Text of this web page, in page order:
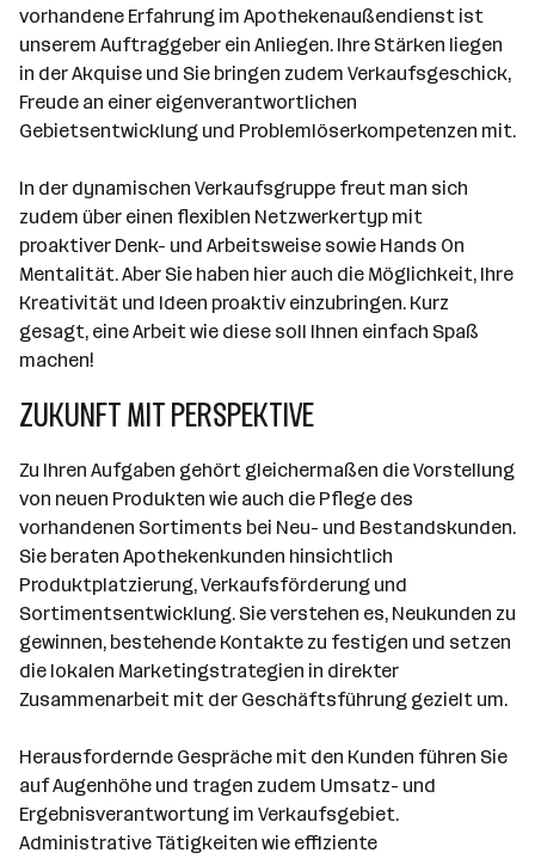
vorhandene Erfahrung im Apothekenaußendienst ist
unserem Auftraggeber ein Anliegen. Ihre Stärken liegen
in der Akquise und Sie bringen zudem Verkaufsgeschick,
Freude an einer eigenverantwortlichen
Gebietsentwicklung und Problemlöserkompetenzen mit.
In der dynamischen Verkaufsgruppe freut man sich
zudem über einen flexiblen Netzwerkertyp mit
proaktiver Denk- und Arbeitsweise sowie Hands On
Mentalität. Aber Sie haben hier auch die Möglichkeit, Ihre
Kreativität und Ideen proaktiv einzubringen. Kurz
gesagt, eine Arbeit wie diese soll Ihnen einfach Spaß
machen!
ZUKUNFT MIT PERSPEKTIVE
Zu Ihren Aufgaben gehört gleichermaßen die Vorstellung
von neuen Produkten wie auch die Pflege des
vorhandenen Sortiments bei Neu- und Bestandskunden.
Sie beraten Apothekenkunden hinsichtlich
Produktplatzierung, Verkaufsförderung und
Sortimentsentwicklung. Sie verstehen es, Neukunden zu
gewinnen, bestehende Kontakte zu festigen und setzen
die lokalen Marketingstrategien in direkter
Zusammenarbeit mit der Geschäftsführung gezielt um.
Herausfordernde Gespräche mit den Kunden führen Sie
auf Augenhöhe und tragen zudem Umsatz- und
Ergebnisverantwortung im Verkaufsgebiet.
Administrative Tätigkeiten wie effiziente